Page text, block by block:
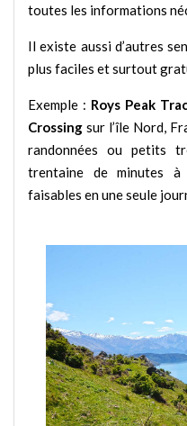
toutes les informations
Il existe aussi d’autres
plus faciles et surtout
Exemple : Roys Peak
Crossing sur l’île Nord,
randonnées ou petits
trentaine de minutes à
faisables en une seule